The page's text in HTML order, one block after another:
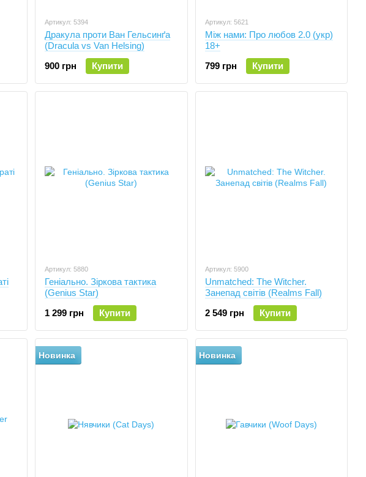
Артикул: 5394
Дракула проти Ван Гельсинґа
(Dracula vs Van Helsing)
900 грн
Купити
Артикул: 5621
Між нами: Про любов 2.0 (укр)
18+
799 грн
Купити
Артикул: 5880
Геніально. Зіркова тактика
(Genius Star)
1 299 грн
Купити
Артикул: 5900
Unmatched: The Witcher.
Занепад світів (Realms Fall)
2 549 грн
Купити
Новинка Новинка